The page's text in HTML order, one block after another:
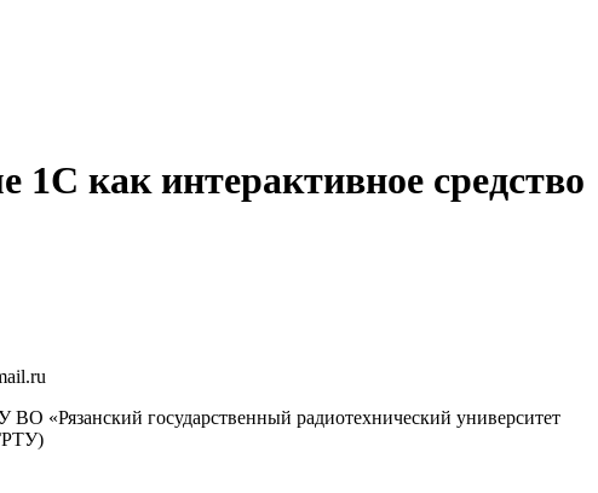
как интерактивное средство
«Рязанский государственный радиотехнический университет